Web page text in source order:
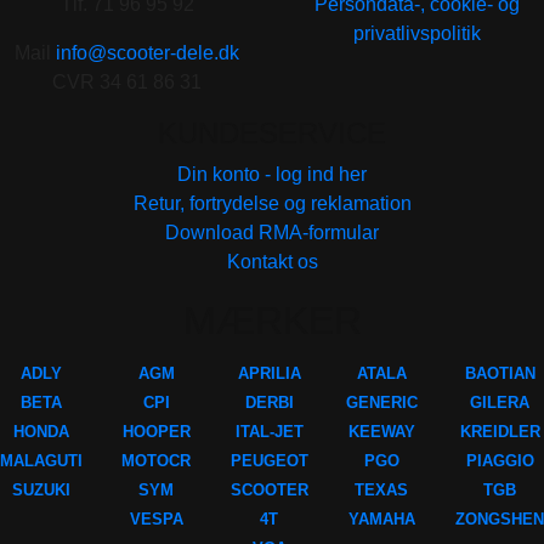
info@scooter-dele.dk
Persondata-, cookie- og
privatlivspolitik
Din konto - log ind her
Retur, fortrydelse og reklamation
Download RMA-formular
Kontakt os
ADLY
BETA
HONDA
MALAGUTI
SUZUKI
AGM
CPI
HOOPER
MOTOCR
SYM
VESPA
APRILIA
DERBI
ITAL-JET
PEUGEOT
SCOOTER
4T
ATALA
GENERIC
KEEWAY
PGO
TEXAS
YAMAHA
BAOTIAN
GILERA
KREIDLER
PIAGGIO
TGB
ZONGSHEN